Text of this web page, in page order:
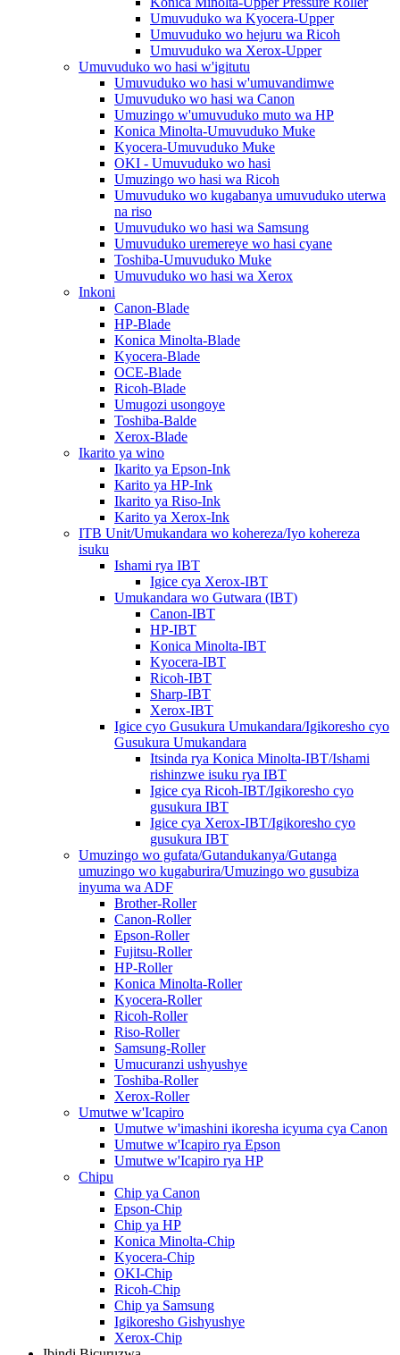
Umuvuduko wa Kyocera-Upper
Umuvuduko wo hejuru wa Ricoh
Umuvuduko wa Xerox-Upper
Umuvuduko wo hasi w'igitutu
Umuvuduko wo hasi w'umuvandimwe
Umuvuduko wo hasi wa Canon
Umuzingo w'umuvuduko muto wa HP
Konica Minolta-Umuvuduko Muke
Kyocera-Umuvuduko Muke
OKI - Umuvuduko wo hasi
Umuzingo wo hasi wa Ricoh
Umuvuduko wo kugabanya umuvuduko uterwa
na riso
Umuvuduko wo hasi wa Samsung
Umuvuduko uremereye wo hasi cyane
Toshiba-Umuvuduko Muke
Umuvuduko wo hasi wa Xerox
Inkoni
Canon-Blade
HP-Blade
Konica Minolta-Blade
Kyocera-Blade
OCE-Blade
Ricoh-Blade
Umugozi usongoye
Toshiba-Balde
Xerox-Blade
Ikarito ya wino
Ikarito ya Epson-Ink
Karito ya HP-Ink
Ikarito ya Riso-Ink
Karito ya Xerox-Ink
ITB Unit/Umukandara wo kohereza/Iyo kohereza
isuku
Ishami rya IBT
Igice cya Xerox-IBT
Umukandara wo Gutwara (IBT)
Canon-IBT
HP-IBT
Konica Minolta-IBT
Kyocera-IBT
Ricoh-IBT
Sharp-IBT
Xerox-IBT
Igice cyo Gusukura Umukandara/Igikoresho cyo
Gusukura Umukandara
Itsinda rya Konica Minolta-IBT/Ishami
rishinzwe isuku rya IBT
Igice cya Ricoh-IBT/Igikoresho cyo
gusukura IBT
Igice cya Xerox-IBT/Igikoresho cyo
gusukura IBT
Umuzingo wo gufata/Gutandukanya/Gutanga
umuzingo wo kugaburira/Umuzingo wo gusubiza
inyuma wa ADF
Brother-Roller
Canon-Roller
Epson-Roller
Fujitsu-Roller
HP-Roller
Konica Minolta-Roller
Kyocera-Roller
Ricoh-Roller
Riso-Roller
Samsung-Roller
Umucuranzi ushyushye
Toshiba-Roller
Xerox-Roller
Umutwe w'Icapiro
Umutwe w'imashini ikoresha icyuma cya Canon
Umutwe w'Icapiro rya Epson
Umutwe w'Icapiro rya HP
Chipu
Chip ya Canon
Epson-Chip
Chip ya HP
Konica Minolta-Chip
Kyocera-Chip
OKI-Chip
Ricoh-Chip
Chip ya Samsung
Igikoresho Gishyushye
Xerox-Chip